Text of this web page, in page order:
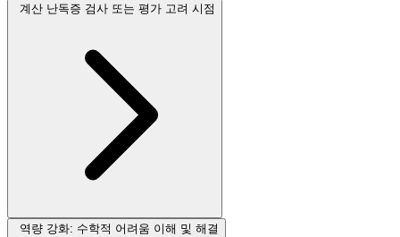
계산 난독증 검사 또는 평가 고려 시점
역량 강화: 수학적 어려움 이해 및 해결